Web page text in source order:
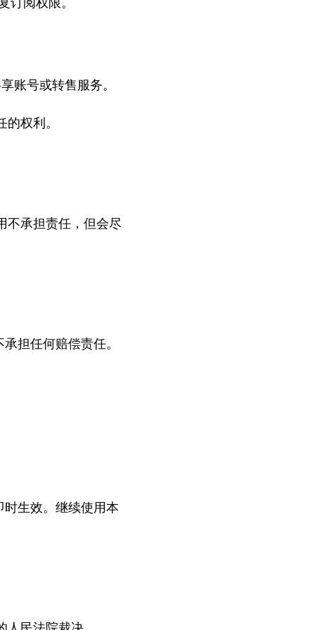
账号或转售服务。
权利。
不承担责任，但会尽
担任何赔偿责任。
生效。继续使用本